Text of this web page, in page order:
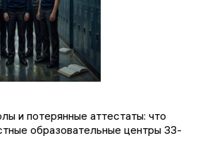
и потерянные аттестаты: что
образовательные центры 33-